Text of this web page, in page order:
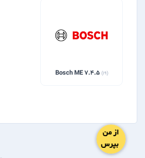
Bosch ME 7.4.5 (19)